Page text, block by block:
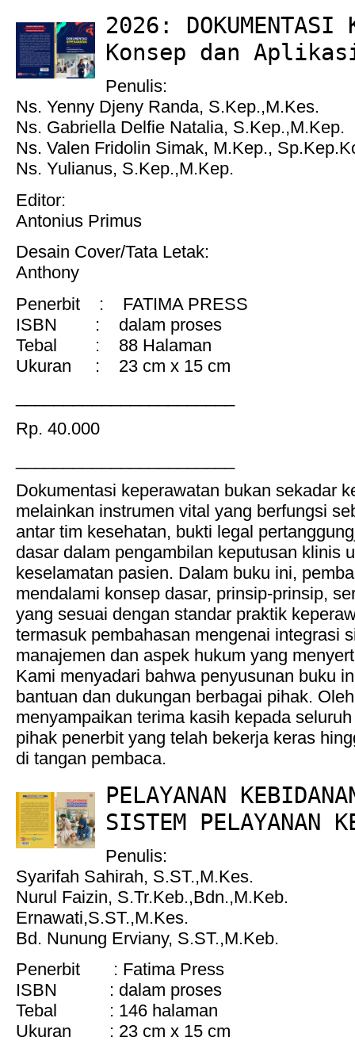
2026: DOKUMENTASI
Konsep dan
Penulis:
Ns. Yenny Djeny Randa, S.Kep.,M.Kes.
Ns. Gabriella Delfie Natalia, S.Kep.,M.Kep.
Ns. Valen Fridolin Simak, M.Kep.,
Ns. Yulianus, S.Kep.,M.Kep.
Editor:
Antonius Primus
Desain Cover/Tata Letak:
Anthony
Penerbit : FATIMA PRESS
ISBN : dalam proses
Tebal : 88 Halaman
Ukuran : 23 cm x 15 cm
Rp. 40.000
Dokumentasi keperawatan bukan sekadar
melainkan instrumen vital yang berfungsi
antar tim kesehatan, bukti legal
dasar dalam pengambilan keputusan klinis
keselamatan pasien. Dalam buku ini,
mendalami konsep dasar, prinsip-prinsip,
yang sesuai dengan standar praktik
termasuk pembahasan mengenai integrasi
manajemen dan aspek hukum yang
Kami menyadari bahwa penyusunan buku
bantuan dan dukungan berbagai pihak.
menyampaikan terima kasih kepada
pihak penerbit yang telah bekerja keras
di tangan pembaca.
PELAYANAN
SISTEM PELAYANAN
Penulis:
Syarifah Sahirah, S.ST.,M.Kes.
Nurul Faizin, S.Tr.Keb.,Bdn.,M.Keb.
Ernawati,S.ST.,M.Kes.
Bd. Nunung Erviany, S.ST.,M.Keb.
Penerbit : Fatima Press
ISBN : dalam proses
Tebal : 146 halaman
Ukuran : 23 cm x 15 cm